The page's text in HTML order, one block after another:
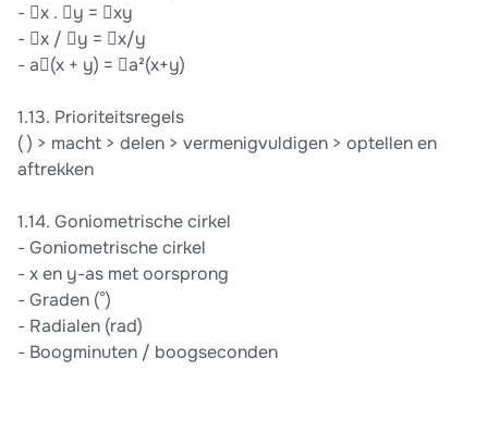
- x . y = xy
- x / y = x/y
- a(x + y) = a²(x+y)
1.13. Prioriteitsregels
( ) > macht > delen > vermenigvuldigen > optellen en
aftrekken
1.14. Goniometrische cirkel
- Goniometrische cirkel
- x en y-as met oorsprong
- Graden (°)
- Radialen (rad)
- Boogminuten / boogseconden